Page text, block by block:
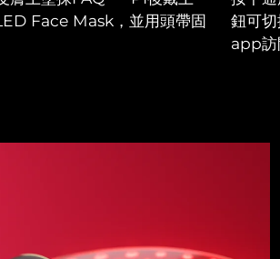
Face Mask，並用頭帶固
鈕可
app